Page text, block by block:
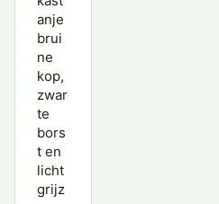
anje
brui
ne
kop,
zwar
te
bors
t en
licht
grijz